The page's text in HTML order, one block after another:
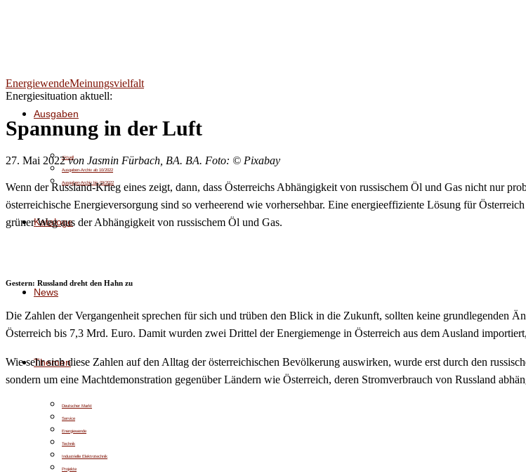
Ausgaben
Aktuell
Ausgaben-Archiv ab 10/2022
Ausgaben-Archiv bis 09/2022
Kataloge
News
Themen
Deutscher Markt
Service
Energiewende
Technik
Industrielle Elektrotechnik
Projekte
EnergiewendeMeinungsvielfalt
Energiesituation aktuell:
Spannung in der Luft
27. Mai 2022 von Jasmin Fürbach, BA. BA. Foto: © Pixabay
Wenn der Russland-Krieg eines zeigt, dann, dass Österreichs Abhängigkeit von russischem Öl und Gas nicht nur
österreichische Energieversorgung sind so verheerend wie vorhersehbar. Eine energieeffiziente Lösung für
grüner Weg aus der Abhängigkeit von russischem Öl und Gas.
Gestern: Russland dreht den Hahn zu
Die Zahlen der Vergangenheit sprechen für sich und trüben den Blick in die Zukunft, sollten keine grundlegenden
Österreich bis 7,3 Mrd. Euro. Damit wurden zwei Drittel der Energiemenge in Österreich aus dem Ausland
Wie sehr sich diese Zahlen auf den Alltag der österreichischen Bevölkerung auswirken, wurde erst durch den
sondern um eine Machtdemonstration gegenüber Ländern wie Österreich, deren Stromverbrauch von Russland